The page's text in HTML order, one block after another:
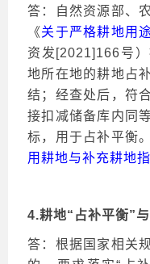
答：自然资源部、
《关于严格耕地用
资发 [2021]166号
地所在地的耕地占
结；经查处后，符
接扣减储备库内同
标，用于占补平衡
用耕地与补充耕地
4.耕地“占补平衡”
答：根据国家相关